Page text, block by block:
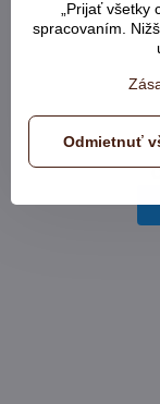
„Prijať
spracovaním.
Odmietnuť